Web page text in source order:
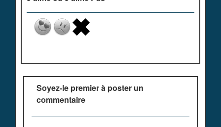
Soyez-le premier à poster un
commentaire